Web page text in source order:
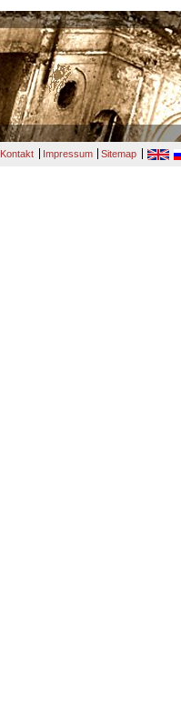
Kontakt Impressum Sitemap